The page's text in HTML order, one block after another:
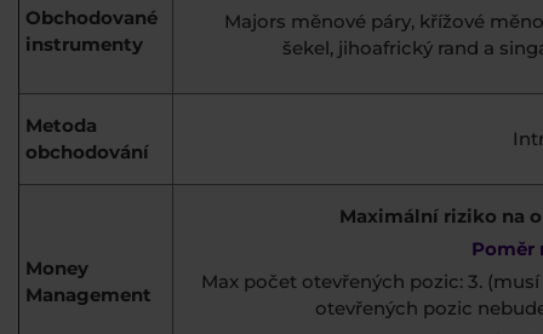
Obchodované
instrumenty
Majors měnové páry, křížové
šekel, jihoafrický rand a
Metoda
obchodování
Money
Management
Maximální riziko na
Poměr
Max počet otevřených pozic: 3.
otevřených pozic